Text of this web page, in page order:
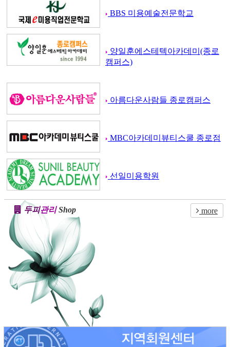
BBS 미용예술전문학교
양일훈에스테텍아카데미(종로
캠퍼스)
아름다운사람들 종로캠퍼스
MBC아카데미뷰티스쿨 종로점
선일미용학원
두피관리 Shop more